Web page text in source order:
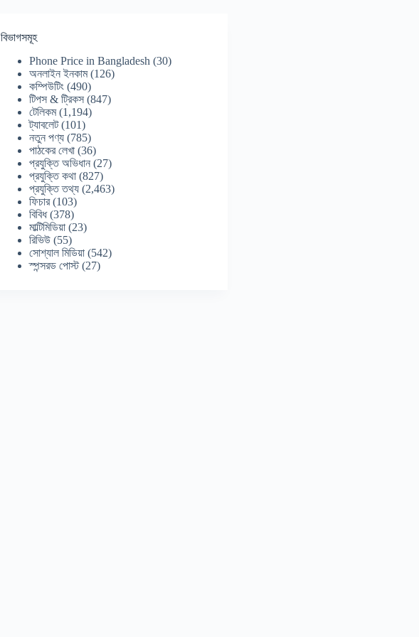
বিভাগসমূহ
Phone Price in Bangladesh (30)
অনলাইন ইনকাম(126)
কম্পিউটিং (490)
টিপস & ট্রিকস (847)
টেলিকম(1,194)
ট্যাবলেট(101)
নতুন পণ্য (785)
পাঠকের লেখা (36)
প্রযুক্তি অভিধান (27)
প্রযুক্তি কথা (827)
প্রযুক্তি তথ্য (2,463)
ফিচার(103)
বিবিধ(378)
মাল্টিমিডিয়া (23)
রিভিউ (55)
সোশ্যাল মিডিয়া (542)
স্পন্সরড পোস্ট(27)